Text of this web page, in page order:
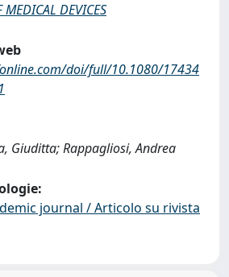
MEDICAL DEVICES
doi/full/10.1080/17434
Giuditta; Rappagliosi, Andrea
journal / Articolo su rivista